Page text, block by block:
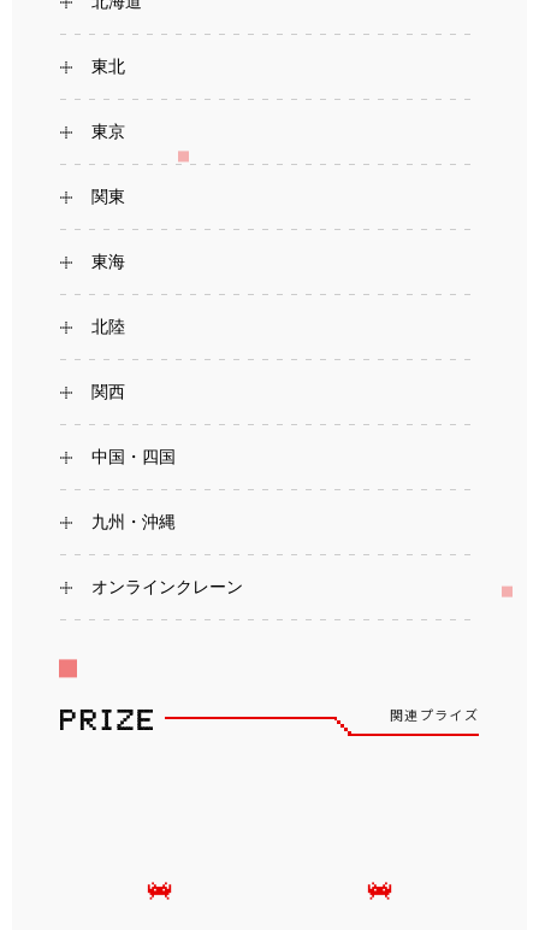
東北
東京
関東
東海
北陸
関西
中国・四国
九州・沖縄
オンラインクレーン
関連プライズ